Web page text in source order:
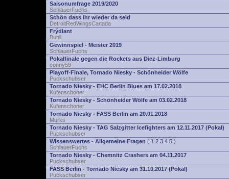
Saisonumfrage 2019/2020
SchlauerFuchs
Schön dass Ihr wieder da seid
DetroitRedWingsCanada
Frýdlant
Buhli
Gewinnspiel - Meister 2019
SchlauerFuchs
Pokalfinale gegen die Rockets aus Diez-Limburg
conny59
Playoff-Finale, Tornado Niesky - Schönheider Wölfe
Puckschubser
Tornado Niesky - EHC Berlin Blues am 17.02.2018
Kufenschoner
Tornado Niesky - Schönheider Wölfe am 03.02.2018
Kufenschoner
Tornado Niesky - FASS Berlin am 20.01.2018
Murks
Tornado Niesky - TAG Salzgitter Icefighters am 12.11.2017 (Pokal)
Puckschubser
Wissenswertes - Allgemeine Fragen ( 1 2 3 4 5 )
SchlauerFuchs
Tornado Niesky - Chemnitz Crashers am 04.11.2017
Puckschubser
FASS Berlin - Tornado Niesky am 31.10.2017 (Pokal)
Puckschubser